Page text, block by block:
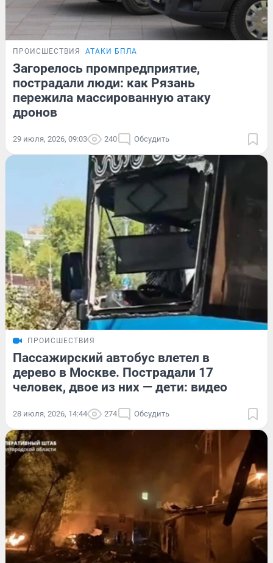
ПРОИСШЕСТВИЯ АТАКИ БПЛА
Загорелось промпредприятие,
пострадали люди: как Рязань
пережила массированную атаку
дронов
29 июля, 2026, 09:03 240 Обсудить
ПРОИСШЕСТВИЯ
Пассажирский автобус влетел в
дерево в Москве. Пострадали 17
человек, двое из них — дети: видео
28 июля, 2026, 14:44 274 Обсудить